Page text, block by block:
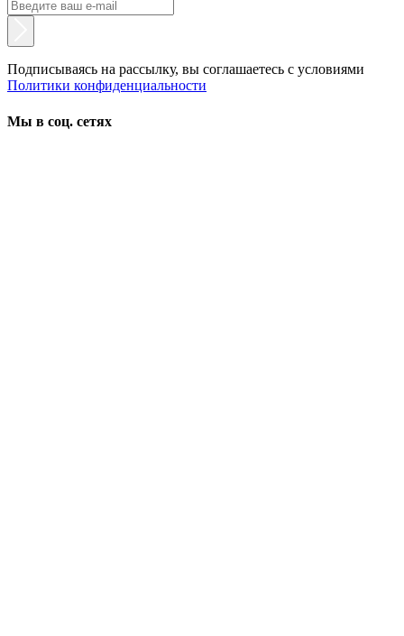
Подписываясь на рассылку, вы соглашаетесь с условиями
Политики конфиденциальности
Мы в соц. сетях